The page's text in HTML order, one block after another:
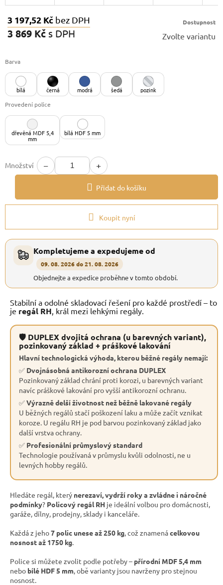
3 197,52 Kč bez DPH
3 869 Kč s DPH
Dostupnost
Zvolte variantu
Barva
bílá černá modrá šedá
pozink
Provedení police
dřevěná MDF 5,4
mm
bílá HDF 5 mm
Množství − +
Přidat do košíku
Koupit nyní
Kompletujeme a expedujeme od
09. 08. 2026 do 21. 08. 2026
Objednejte a expedice proběhne v tomto období.
Stabilní a odolné skladovací řešení pro každé prostředí – to
je regál RH , král mezi lehkými regály.
🛡 DUPLEX dvojitá ochrana (u barevných variant),
pozinkovaný základ + práškové lakování
Hlavní technologická výhoda, kterou běžné regály nemají:
✅ Dvojnásobná antikorozní ochrana DUPLEX
Pozinkovaný základ chrání proti korozi, u barevných variant
navíc práškové lakování pro vyšší antikorozní ochranu.
✅Výrazně delší životnost než běžně lakované regály
U běžných regálů stačí poškození laku a může začít vznikat
koroze. U regálu RH je pod barvou pozinkovaný základ jako
další vrstva ochrany.
✅ Profesionální průmyslový standard
Technologie používaná v průmyslu kvůli odolnosti, ne u
levných hobby regálů.
Hledáte regál, který nerezaví, vydrží roky a zvládne i náročné
podmínky? Policový regál RH je ideální volbou pro domácnosti,
garáže, dílny, prodejny, sklady i kanceláře.
Každá z jeho7 polic unese až 250 kg, což znamenácelkovou
nosnost až 1750 kg.
Police si můžete zvolit podle potřeby – přírodní MDF 5,4 mm
nebo bílé HDF 5 mm, obě varianty jsou navrženy pro stejnou
nosnost.